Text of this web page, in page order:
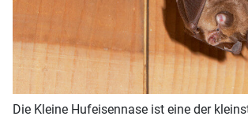
Die Kleine Hufeisennase ist eine der